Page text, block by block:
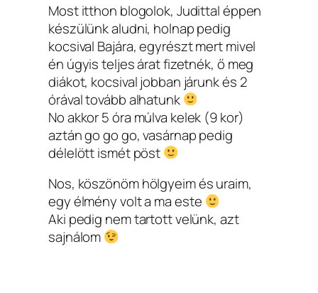
Most itthon blogolok, Judittal éppen
készülünk aludni, holnap pedig
kocsival Bajára, egyrészt mert mivel
én úgyis teljes árat fizetnék, ő meg
diákot, kocsival jobban járunk és 2
órával tovább alhatunk
No akkor 5 óra múlva kelek (9 kor)
aztán go go go, vasárnap pedig
délelött ismét pöst
Nos, köszönöm hölgyeim és uraim,
egy élmény volt a ma este
Aki pedig nem tartott velünk, azt
sajnálom